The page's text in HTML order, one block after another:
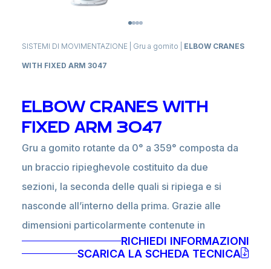
SISTEMI DI MOVIMENTAZIONE Gru a gomito ELBOW CRANES
WITH FIXED ARM 3047
ELBOW CRANES WITH
FIXED ARM 3047
Gru a gomito rotante da 0° a 359° composta da
un braccio ripieghevole costituito da due
sezioni, la seconda delle quali si ripiega e si
nasconde all’interno della prima. Grazie alle
dimensioni particolarmente contenute in
posizione di riposo, sono prodotti ideali per
RICHIEDI INFORMAZIONI
SCARICA LA SCHEDA TECNICA